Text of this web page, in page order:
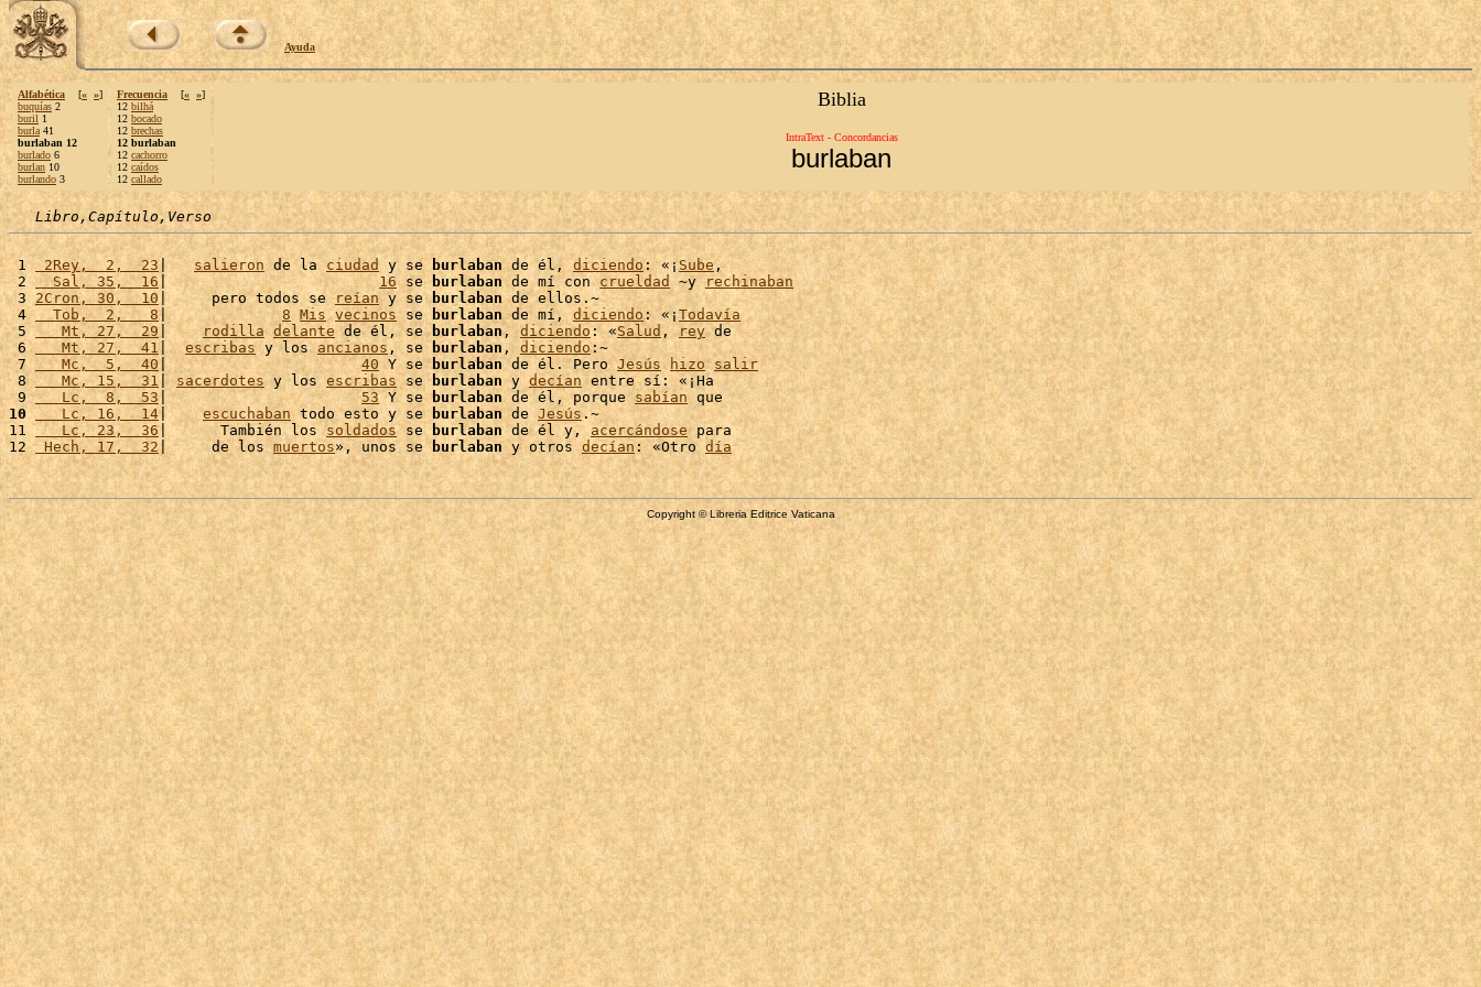
Ayuda
Alfabética [« »]
buquías 2
buril 1
burla 41
burlaban 12
burlado 6
burlan 10
burlando 3
Frecuencia [« »]
12 bilhá
12 bocado
12 brechas
12 burlaban
12 cachorro
12 caídos
12 callado
Biblia
IntraText - Concordancias
burlaban
Libro,Capítulo,Verso
1 2Rey,  2,  23 | salieron de la ciudad y se burlaban de él, diciendo : «¡Sube ,
2
  Sal, 35,  16
| 16 se burlaban de mí con crueldad ~y rechinaban
3 2Cron, 30,  10 |     pero todos se reían y se burlaban de ellos.~
4
  Tob,  2,   8
| 8 Mis vecinos se burlaban de mí, diciendo: «¡Todavía
5
   Mt, 27,  29
| rodilla delante de él, se burlaban, diciendo: «Salud , rey de
6
   Mt, 27,  41
| escribas y los ancianos , se burlaban , diciendo:~
7
   Mc,  5,  40
| 40 Y se burlaban de él. Pero Jesús hizo
salir
8
   Mc, 15,  31
sacerdotes y los escribas se burlaban y decían entre sí: «¡Ha
9
   Lc,  8,  53
| 53 Y se burlaban de él, porque sabían
10
   Lc, 16,  14
| escuchaban todo esto y se burlaban de Jesús .~
11
   Lc, 23,  36
|      También los soldados se burlaban de él y, acercándose para
12 Hech, 17,  32 |     de los muertos», unos se burlaban y otros decían : «Otro día
Copyright © Libreria Editrice Vaticana